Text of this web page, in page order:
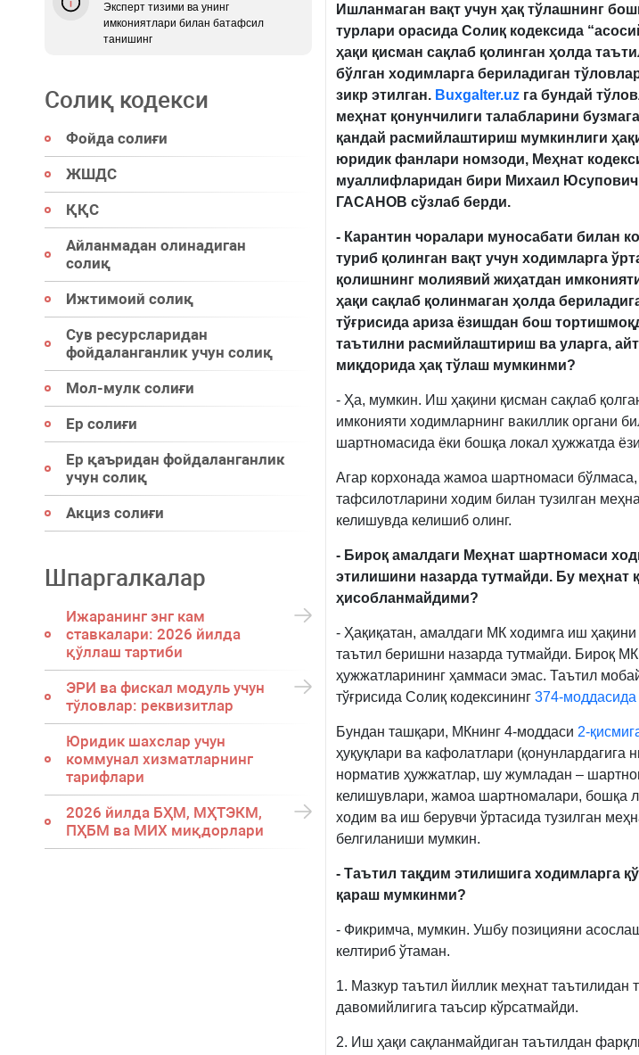
Эксперт тизими ва унинг
имкониятлари билан батафсил
танишинг
Солиқ кодекси
Фойда солиғи
ЖШДС
ҚҚС
Айланмадан олинадиган
солиқ
Ижтимоий солиқ
Сув ресурсларидан
фойдаланганлик учун солиқ
Мол-мулк солиғи
Ер солиғи
Ер қаъридан фойдаланганлик
учун солиқ
Акциз солиғи
Шпаргалкалар
Ижаранинг энг кам
ставкалари: 2026 йилда
қўллаш тартиби
ЭРИ ва фискал модуль учун
тўловлар: реквизитлар
Юридик шахслар учун
коммунал хизматларнинг
тарифлари
2026 йилда БҲМ, МҲТЭКМ,
ПҲБМ ва МИХ миқдорлари
Ишланмаган вақт учун ҳақ тўлашнинг
турлари орасида Солиқ кодексида
ҳақи қисман сақлаб қолинган ҳолда
бўлган ходимларга бериладиган
зикр этилган. Buxgalter.uzга бундай
меҳнат қонунчилиги талабларини
қандай расмийлаштириш мумкинлиги
юридик фанлари номзоди, Меҳнат
муаллифларидан бири Михаил Юсупович
ГАСАНОВ сўзлаб берди.
- Карантин чоралари муносабати билан
туриб қолинган вақт учун ходимларга
қолишнинг молиявий жиҳатдан
ҳақи сақлаб қолинмаган ҳолда
тўғрисида ариза ёзишдан бош
таътилни расмийлаштириш ва уларга,
миқдорида ҳақ тўлаш мумкинми?
- Ҳа, мумкин. Иш ҳақини қисман сақлаб
имконияти ходимларнинг вакиллик органи
шартномасида ёки бошқа локал ҳужжатда
Агар корхонада жамоа шартномаси
тафсилотларини ходим билан тузилган
келишувда келишиб олинг.
- Бироқ амалдаги Меҳнат шартномаси
этилишини назарда тутмайди. Бу меҳнат
ҳисобланмайдими?
- Ҳақиқатан, амалдаги МК ходимга иш ҳақини
таътил беришни назарда тутмайди. Бироқ МК
ҳужжатларининг ҳаммаси эмас. Таътил
тўғрисида Солиқ кодексининг 374-моддасида
Бундан ташқари, МКнинг 4-моддаси 2-
ҳуқуқлари ва кафолатлари
норматив ҳужжатлар, шу жумладан –
келишувлари, жамоа шартномалари, бошқа
ходим ва иш берувчи ўртасида тузилган
белгиланиши мумкин.
- Таътил тақдим этилишига ходимларга
қараш мумкинми?
- Фикримча, мумкин. Ушбу позицияни
келтириб ўтаман.
1. Мазкур таътил йиллик меҳнат таътилидан
давомийлигига таъсир кўрсатмайди.
2. Иш ҳақи сақланмайдиган таътилдан